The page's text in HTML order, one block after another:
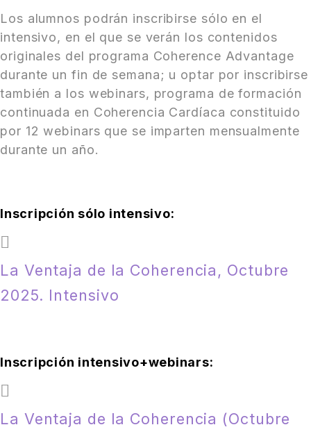
Los alumnos podrán inscribirse sólo en el
intensivo, en el que se verán los contenidos
originales del programa Coherence Advantage
durante un fin de semana; u optar por inscribirse
también a los webinars, programa de formación
continuada en Coherencia Cardíaca constituido
por 12 webinars que se imparten mensualmente
durante un año.
Inscripción sólo intensivo:
La Ventaja de la Coherencia, Octubre
2025. Intensivo
Inscripción intensivo+webinars:
La Ventaja de la Coherencia (Octubre